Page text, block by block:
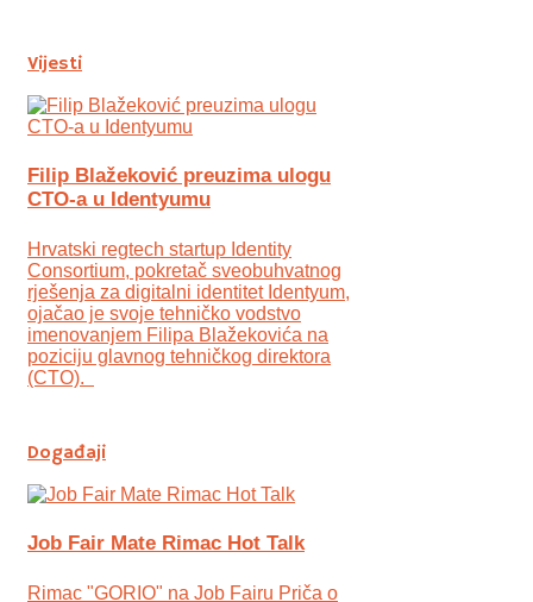
Vijesti
Filip Blažeković preuzima ulogu
CTO-a u Identyumu
Hrvatski regtech startup Identity
Consortium, pokretač sveobuhvatnog
rješenja za digitalni identitet Identyum,
ojаčao je svoje tehničko vodstvo
imenovanjem Filipa Blažekovića na
poziciju glavnog tehničkog direktora
(CTO).
Događaji
Job Fair Mate Rimac Hot Talk
Rimac "GORIO" na Job Fairu Priča o